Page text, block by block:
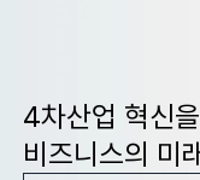
4차산업 혁신
비즈니스의 미